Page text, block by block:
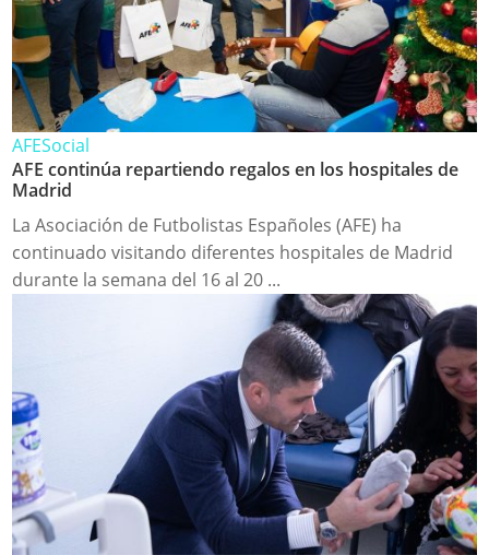
AFESocial
AFE continúa repartiendo regalos en los hospitales de
Madrid
La Asociación de Futbolistas Españoles (AFE) ha
continuado visitando diferentes hospitales de Madrid
durante la semana del 16 al 20 ...